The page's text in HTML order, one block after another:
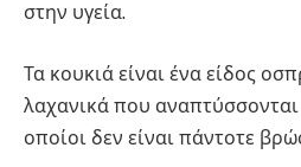
στην υγεία.
Τα κουκιά είναι ένα είδος
λαχανικά που
οποίοι δεν είναι πάντοτε